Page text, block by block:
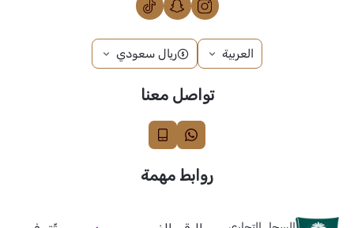
العربية ريال سعودي
تواصل معنا
روابط مهمة